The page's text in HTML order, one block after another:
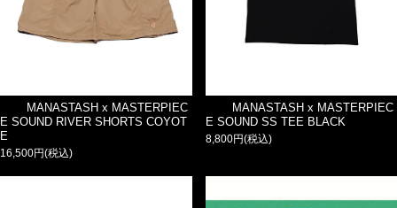
MANASTASH x MASTERPIEC
E SOUND RIVER SHORTS COYOT
E
16,500円(税込)
MANASTASH x MASTERPIEC
E SOUND SS TEE BLACK
8,800円(税込)